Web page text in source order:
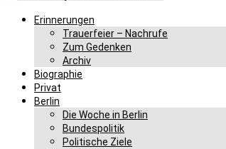
Erinnerungen
Trauerfeier – Nachrufe
Zum Gedenken
Archiv
Biographie
Privat
Berlin
Die Woche in Berlin
Bundespolitik
Politische Ziele